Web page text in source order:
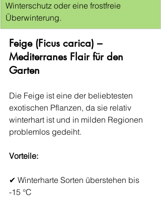
Winterschutz oder eine frostfreie
Überwinterung.
Feige (Ficus carica) –
Mediterranes Flair für den
Garten
Die Feige ist eine der beliebtesten
exotischen Pflanzen, da sie relativ
winterhart ist und in milden Regionen
problemlos gedeiht.
Vorteile:
✔ Winterharte Sorten überstehen bis
-15 °C